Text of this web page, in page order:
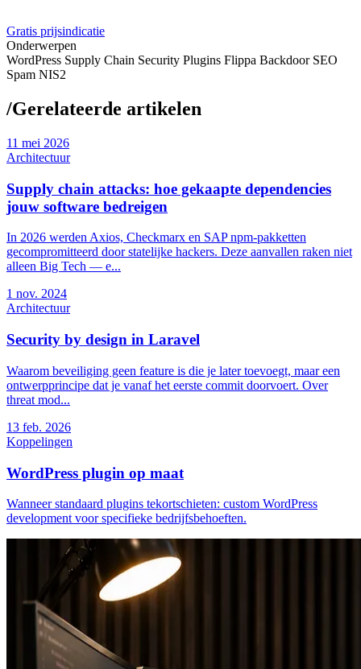
Gratis prijsindicatie
Onderwerpen
WordPress Supply Chain Security Plugins Flippa Backdoor SEO
Spam NIS2
/Gerelateerde artikelen
11 mei 2026
Architectuur
Supply chain attacks: hoe gekaapte dependencies
jouw software bedreigen
In 2026 werden Axios, Checkmarx en SAP npm-pakketten
gecompromitteerd door statelijke hackers. Deze aanvallen raken niet
alleen Big Tech — e...
1 nov. 2024
Architectuur
Security by design in Laravel
Waarom beveiliging geen feature is die je later toevoegt, maar een
ontwerpprincipe dat je vanaf het eerste commit doorvoert. Over
threat mod...
13 feb. 2026
Koppelingen
WordPress plugin op maat
Wanneer standaard plugins tekortschieten: custom WordPress
development voor specifieke bedrijfsbehoeften.